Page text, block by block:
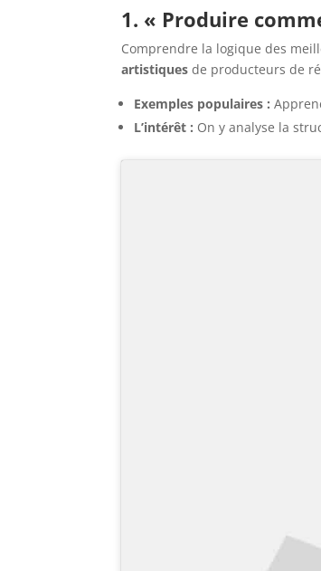
1. « Produire
Comprendre la logique des
artistiques de producteurs de
Exemples populaires :
L’intérêt : On y analyse la